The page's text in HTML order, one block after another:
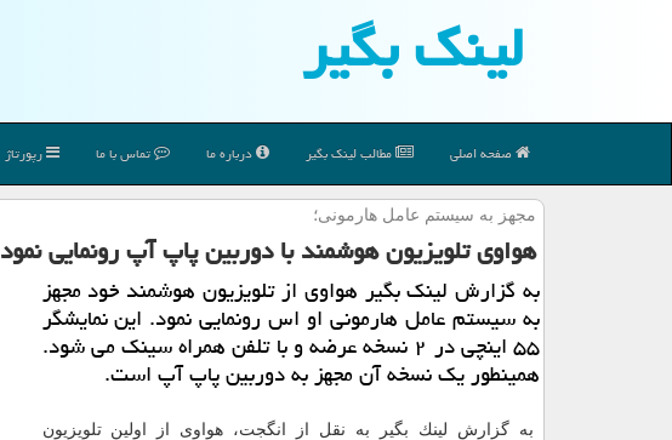
لینك بگیر
صفحه اصلی مطالب لینك بگیر درباره ما تماس با ما رپورتاژ
مجهز به سیستم عامل هارمونی؛
هواوی تلویزیون هوشمند با دوربین پاپ آپ رونمایی نمود
به گزارش لینك بگیر هواوی از تلویزیون هوشمند خود مجهز
به سیستم عامل هارمونی او اس رونمایی نمود. این نمایشگر
۵۵ اینچی در ۲ نسخه عرضه و با تلفن همراه سینك می شود.
همینطور یك نسخه آن مجهز به دوربین پاپ آپ است.
به گزارش لینك بگیر به نقل از انگجت، هواوی از اولین تلویزیون